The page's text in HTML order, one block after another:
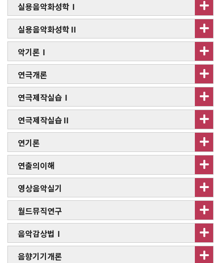
실용음악화성학Ⅰ
실용음악화성학Ⅱ
악기론Ⅰ
연극개론
연극제작실습Ⅰ
연극제작실습Ⅱ
연기론
연출의이해
영상음악실기
월드뮤직연구
음악감상법Ⅰ
음향기기개론